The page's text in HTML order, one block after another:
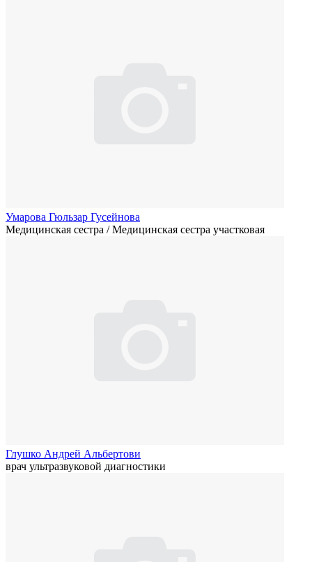
Умарова Гюльзар Гусейнова
Медицинская сестра / Медицинская сестра участковая
Глушко Андрей Альбертови
врач ультразвуковой диагностики